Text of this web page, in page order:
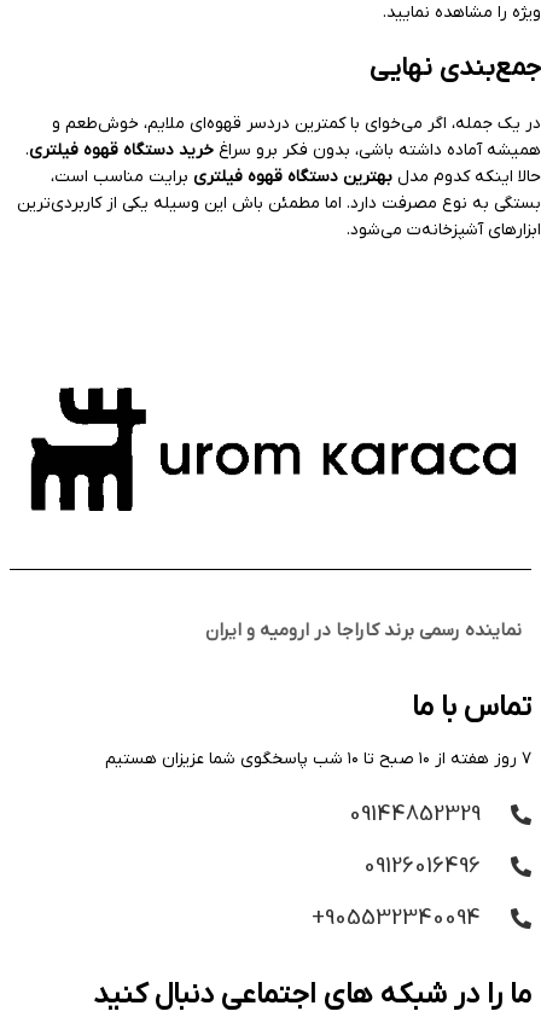
ویژه را مشاهده نمایید.
جمع‌بندی نهایی
در یک جمله، اگر می‌خوای با کمترین دردسر قهوه‌ای ملایم، خوش‌طعم و
همیشه آماده داشته باشی، بدون فکر برو سراغ خرید دستگاه قهوه فیلتری.
حالا اینکه کدوم مدل بهترین دستگاه قهوه فیلتری برایت مناسب است،
بستگی به نوع مصرفت دارد. اما مطمئن باش این وسیله یکی از کاربردی‌ترین
ابزارهای آشپزخانه‌ت می‌شود.
نماینده رسمی برند کاراجا در ارومیه و ایران
تماس با ما
۷ روز هفته از ۱۰ صبح تا ۱۰ شب پاسخگوی شما عزیزان هستیم
09144852329
09126016496
905532340094+
ما را در شبکه های اجتماعی دنبال کنید